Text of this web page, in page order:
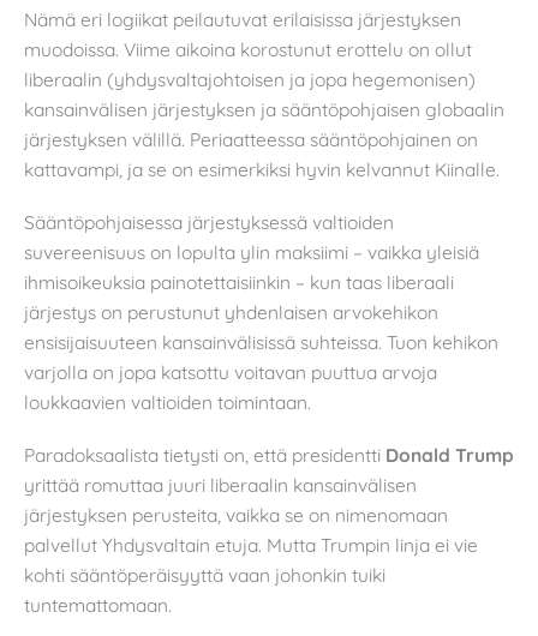
Nämä eri logiikat peilautuvat erilaisissa järjestyksen
muodoissa. Viime aikoina korostunut erottelu on ollut
liberaalin (yhdysvaltajohtoisen ja jopa hegemonisen)
kansainvälisen järjestyksen ja sääntöpohjaisen globaalin
järjestyksen välillä. Periaatteessa sääntöpohjainen on
kattavampi, ja se on esimerkiksi hyvin kelvannut Kiinalle.
Sääntöpohjaisessa järjestyksessä valtioiden
suvereenisuus on lopulta ylin maksiimi – vaikka yleisiä
ihmisoikeuksia painotettaisiinkin – kun taas liberaali
järjestys on perustunut yhdenlaisen arvokehikon
ensisijaisuuteen kansainvälisissä suhteissa. Tuon kehikon
varjolla on jopa katsottu voitavan puuttua arvoja
loukkaavien valtioiden toimintaan.
Paradoksaalista tietysti on, että presidentti Donald Trump
yrittää romuttaa juuri liberaalin kansainvälisen
järjestyksen perusteita, vaikka se on nimenomaan
palvellut Yhdysvaltain etuja. Mutta Trumpin linja ei vie
kohti sääntöperäisyyttä vaan johonkin tuiki
tuntemattomaan.